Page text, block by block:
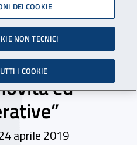
su
ed
aprile 2019
DEI COOKIE
NON TECNICI
I COOKIE